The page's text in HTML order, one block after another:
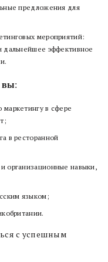
предложения для
мероприятий:
эффективное
вы:
в сфере
в ресторанной
организационные навыки,
языком;
с успешным